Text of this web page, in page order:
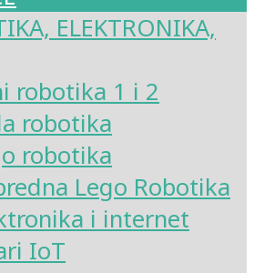
ELEKTRONIKA,
robotika 1 i 2
robotika
robotika
Lego Robotika
i internet
IoT